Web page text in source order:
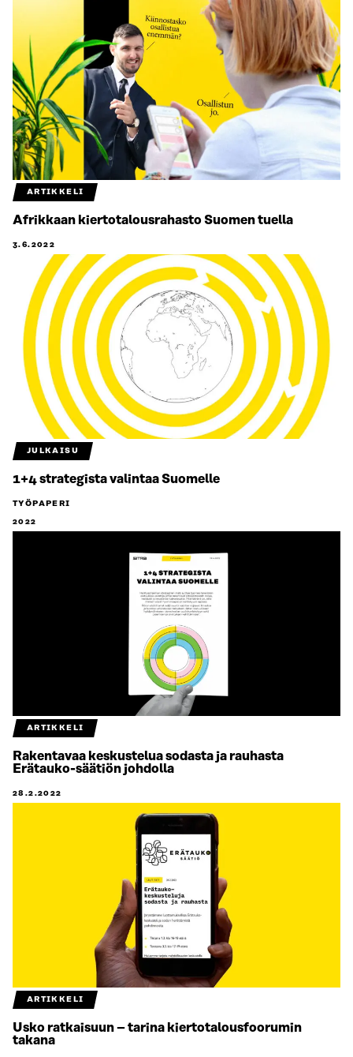
ARTIKKELI
Afrikkaan kiertotalousrahasto Suomen tuella
3.6.2022
JULKAISU
1+4 strategista valintaa Suomelle
TYÖPAPERI
2022
ARTIKKELI
Rakentavaa keskustelua sodasta ja rauhasta
Erätauko-säätiön johdolla
28.2.2022
ARTIKKELI
Usko ratkaisuun – tarina kiertotalousfoorumin
takana